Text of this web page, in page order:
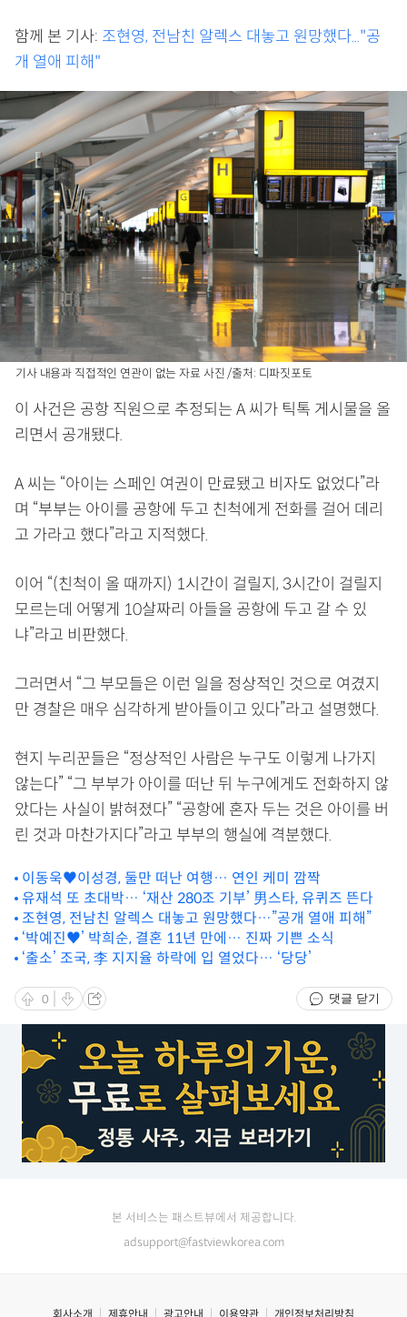
함께 본 기사: 조현영, 전남친 알렉스 대놓고 원망했다..."공
개 열애 피해"
기사 내용과 직접적인 연관이 없는 자료 사진 /출처: 디파짓포토
이 사건은 공항 직원으로 추정되는 A 씨가 틱톡 게시물을 올
리면서 공개됐다.
A 씨는 “아이는 스페인 여권이 만료됐고 비자도 없었다”라
며 “부부는 아이를 공항에 두고 친척에게 전화를 걸어 데리
고 가라고 했다”라고 지적했다.
이어 “(친척이 올 때까지) 1시간이 걸릴지, 3시간이 걸릴지
모르는데 어떻게 10살짜리 아들을 공항에 두고 갈 수 있
냐”라고 비판했다.
그러면서 “그 부모들은 이런 일을 정상적인 것으로 여겼지
만 경찰은 매우 심각하게 받아들이고 있다”라고 설명했다.
현지 누리꾼들은 “정상적인 사람은 누구도 이렇게 나가지
않는다” “그 부부가 아이를 떠난 뒤 누구에게도 전화하지 않
았다는 사실이 밝혀졌다” “공항에 혼자 두는 것은 아이를 버
린 것과 마찬가지다”라고 부부의 행실에 격분했다.
이동욱♥이성경, 둘만 떠난 여행… 연인 케미 깜짝
유재석 또 초대박… ‘재산 280조 기부’ 男스타, 유퀴즈 뜬다
조현영, 전남친 알렉스 대놓고 원망했다…”공개 열애 피해”
‘박예진♥’ 박희순, 결혼 11년 만에… 진짜 기쁜 소식
‘출소’ 조국, 李 지지율 하락에 입 열었다… ‘당당’
0 댓글 닫기
본 서비스는 패스트뷰에서 제공합니다.
adsupport@fastviewkorea.com
회사소개 제휴안내 광고안내 이용약관 개인정보처리방침